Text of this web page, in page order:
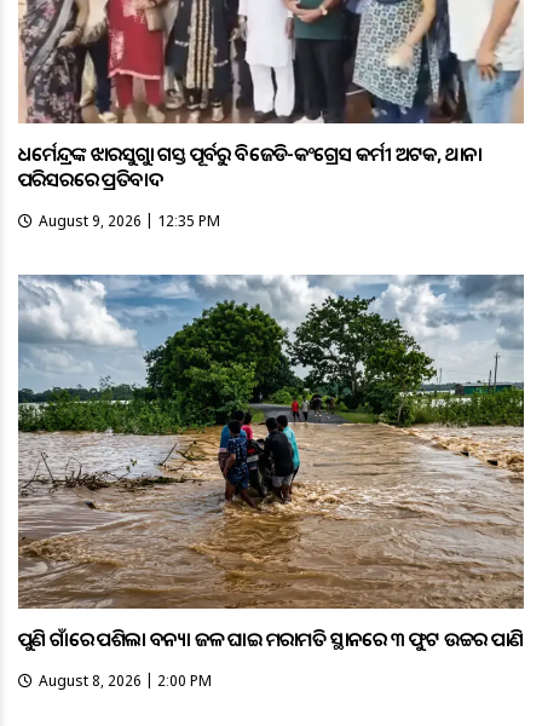
ଧର୍ମେନ୍ଦ୍ରଙ୍କ ଝାରସୁଗୁଡ଼ା ଗସ୍ତ ପୂର୍ବରୁ ବିଜେଡି-କଂଗ୍ରେସ କର୍ମୀ ଅଟକ, ଥାନା
ପରିସରରେ ପ୍ରତିବାଦ
August 9, 2026 | 12:35 PM
ପୁଣି ଗାଁରେ ପଶିଲା ବନ୍ୟା ଜଳ ଘାଇ ମରାମତି ସ୍ଥାନରେ ୩ ଫୁଟ ଉଚ୍ଚର ପାଣି
August 8, 2026 | 2:00 PM